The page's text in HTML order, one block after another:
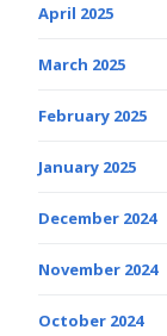
April 2025
March 2025
February 2025
January 2025
December 2024
November 2024
October 2024